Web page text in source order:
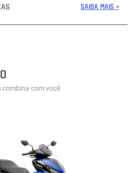
SAIBA MAIS +
combina com você